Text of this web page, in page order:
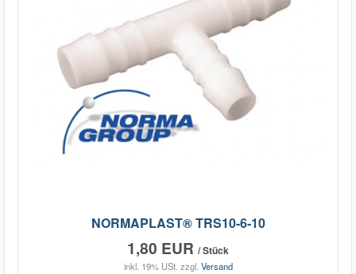
NORMAPLAST® TRS10-6-10
1,80 EUR / Stück
inkl. 19% USt. zzgl. Versand